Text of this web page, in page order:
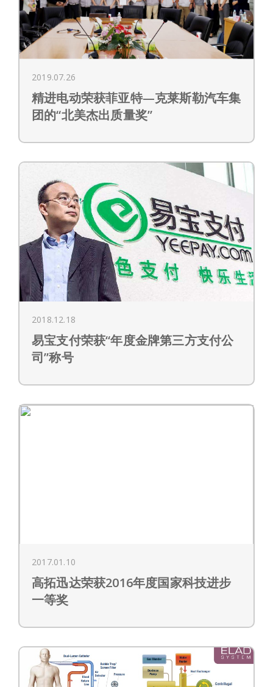
2019.07.26
精进电动荣获菲亚特—克莱斯勒汽车集
团的“北美杰出质量奖”
2018.12.18
易宝支付荣获“年度金牌第三方支付公
司”称号
2017.01.10
高拓迅达荣获2016年度国家科技进步
一等奖